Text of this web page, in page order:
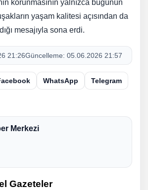
korunmasının yalnızca bugünün
yaşam kalitesi açısından da
mesajıyla sona erdi.
21:26Güncelleme: 05.06.2026 21:57
WhatsApp Telegram
Merkezi
Gazeteler